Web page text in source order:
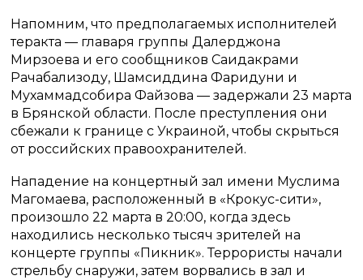
Напомним, что предполагаемых исполнителей
теракта — главаря группы Далерджона
Мирзоева и его сообщников Саидакрами
Рачабализоду, Шамсиддина Фаридуни и
Мухаммадсобира Файзова — задержали 23 марта
в Брянской области. После преступления они
сбежали к границе с Украиной, чтобы скрыться
от российских правоохранителей.
Нападение на концертный зал имени Муслима
Магомаева, расположенный в «Крокус-сити»,
произошло 22 марта в 20:00, когда здесь
находились несколько тысяч зрителей на
концерте группы «Пикник». Террористы начали
стрельбу снаружи, затем ворвались в зал и